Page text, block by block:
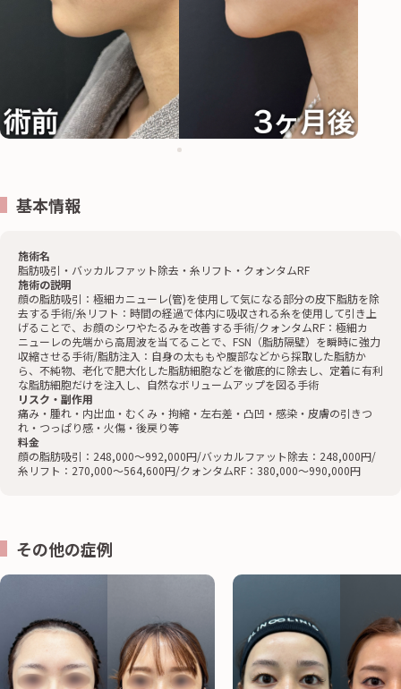
基本情報
施術名
脂肪吸引・バッカルファット除去・糸リフト・クォンタムRF
施術の説明
顔の脂肪吸引：極細カニューレ(管)を使用して気になる部分の皮下脂肪を除
去する手術/糸リフト：時間の経過で体内に吸収される糸を使用して引き上
げることで、お顔のシワやたるみを改善する手術/クォンタムRF：極細カ
ニューレの先端から高周波を当てることで、FSN（脂肪隔壁）を瞬時に強力
収縮させる手術/脂肪注入：自身の太ももや腹部などから採取した脂肪か
ら、不純物、老化で肥大化した脂肪細胞などを徹底的に除去し、定着に有利
な脂肪細胞だけを注入し、自然なボリュームアップを図る手術
リスク・副作用
痛み・腫れ・内出血・むくみ・拘縮・左右差・凸凹・感染・皮膚の引きつ
れ・つっぱり感・火傷・後戻り等
料金
顔の脂肪吸引：248,000〜992,000円/バッカルファット除去：248,000円/
糸リフト：270,000〜564,600円/クォンタムRF：380,000〜990,000円
その他の症例